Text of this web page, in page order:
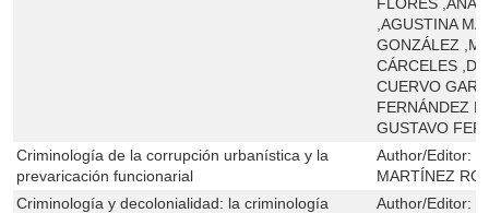
,AGUSTINA
GONZÁLEZ
CÁRCELES
CUERVO
FERNÁNDEZ
GUSTAVO
Criminología de la corrupción urbanística y la
prevaricación funcionarial
Author/Editor:
MARTÍNEZ
Criminología y decolonialidad: la criminología
Author/Editor: